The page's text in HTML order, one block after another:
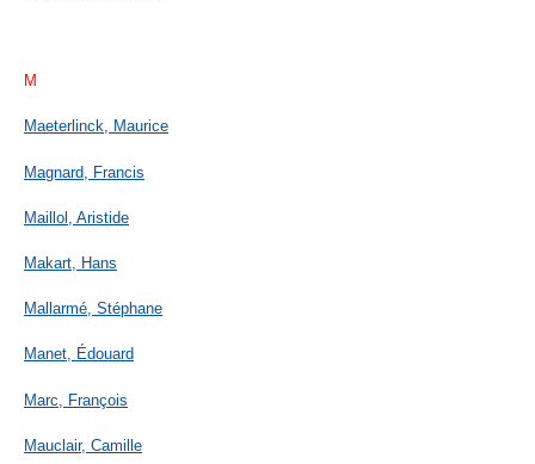
M
Maeterlinck, Maurice
Magnard, Francis
Maillol, Aristide
Makart, Hans
Mallarmé, Stéphane
Manet, Édouard
Marc, François
Mauclair, Camille